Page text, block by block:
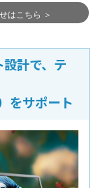
計で、テ
をサポート